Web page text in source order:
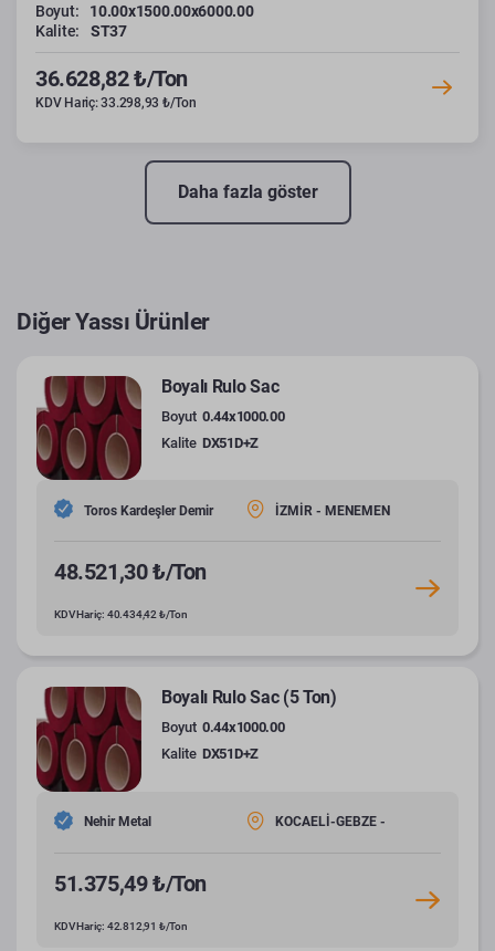
Boyut:
10.00x1500.00x6000.00
Kalite:
ST37
36.628,82 ₺/Ton
KDV Hariç: 33.298,93 ₺/Ton
Daha fazla göster
Diğer Yassı Ürünler
Boyalı Rulo Sac
Boyut 0.44x1000.00
Kalite DX51D+Z
Toros Kardeşler Demir İZMİR - MENEMEN
48.521,30 ₺/Ton
KDV Hariç: 40.434,42 ₺/Ton
Boyalı Rulo Sac (5 Ton)
Boyut 0.44x1000.00
Kalite DX51D+Z
Nehir Metal KOCAELİ-GEBZE -
51.375,49 ₺/Ton
KDV Hariç: 42.812,91 ₺/Ton